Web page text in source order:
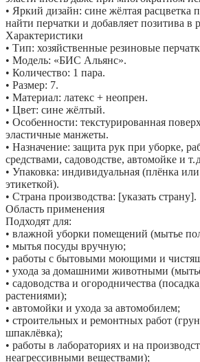
• Яркий дизайн: сине жёлтая расцветка
найти перчатки и добавляет позитива в
Характеристики
• Тип: хозяйственные резиновые
• Модель: «БИС Альянс».
• Количество: 1 пара.
• Размер: 7.
• Материал: латекс + неопрен.
• Цвет: сине жёлтый.
• Особенности: текстурированная
эластичные манжеты.
• Назначение: защита рук при уборке,
средствами, садоводстве, автомойке и т.
• Упаковка: индивидуальная (плёнка
этикеткой).
• Страна производства: [указать страну].
Область применения
Подходят для:
• влажной уборки помещений (мытье
• мытья посуды вручную;
• работы с бытовыми моющими и
• ухода за домашними животными
• садоводства и огородничества
растениями);
• автомойки и ухода за автомобилем;
• строительных и ремонтных работ
шпаклёвка);
• работы в лабораториях и на
неагрессивными веществами);